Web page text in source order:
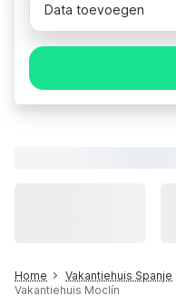
Data toevoegen
Home Vakantiehuis Spanje
Vakantiehuis Moclín